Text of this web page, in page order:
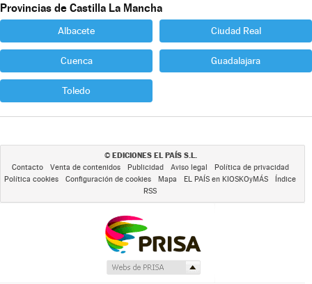
Provincias de Castilla La Mancha
Albacete Ciudad Real
Cuenca Guadalajara
Toledo
© EDICIONES EL PAÍS S.L.
Contacto Venta de contenidos Publicidad Aviso legal
Política de privacidad
Política cookies
Configuración de cookies Mapa EL PAÍS en KIOSKOyMÁS
Índice
RSS